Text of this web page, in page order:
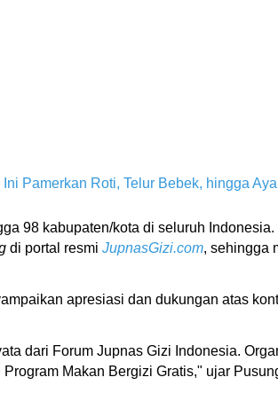
Pamerkan Roti, Telur Bebek, hingga
98 kabupaten/kota di seluruh
di portal resmi JupnasGizi.com, sehingga
apresiasi dan dukungan atas
dari Forum Jupnas Gizi Indonesia.
Makan Bergizi Gratis," ujar